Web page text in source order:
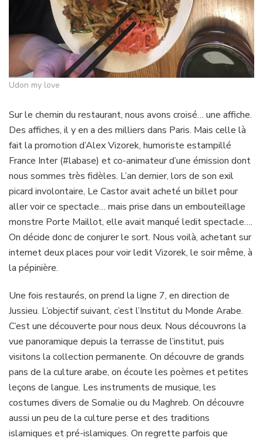
Udon my love
Sur le chemin du restaurant, nous avons croisé… une affiche.
Des affiches, il y en a des milliers dans Paris. Mais celle là
fait la promotion d’Alex Vizorek, humoriste estampillé
France Inter (#labase) et co-animateur d’une émission dont
nous sommes très fidèles. L’an dernier, lors de son exil
picard involontaire, Le Castor avait acheté un billet pour
aller voir ce spectacle… mais prise dans un embouteillage
monstre Porte Maillot, elle avait manqué ledit spectacle….
On décide donc de conjurer le sort. Nous voilà, achetant sur
internet deux places pour voir ledit Vizorek, le soir même, à
la pépinière.
Une fois restaurés, on prend la ligne 7, en direction de
Jussieu. L’objectif suivant, c’est l’Institut du Monde Arabe.
C’est une découverte pour nous deux. Nous découvrons la
vue panoramique depuis la terrasse de l’institut, puis
visitons la collection permanente. On découvre de grands
pans de la culture arabe, on écoute les poèmes et petites
leçons de langue. Les instruments de musique, les
costumes divers de Somalie ou du Maghreb. On découvre
aussi un peu de la culture perse et des traditions
islamiques et pré-islamiques. On regrette parfois que